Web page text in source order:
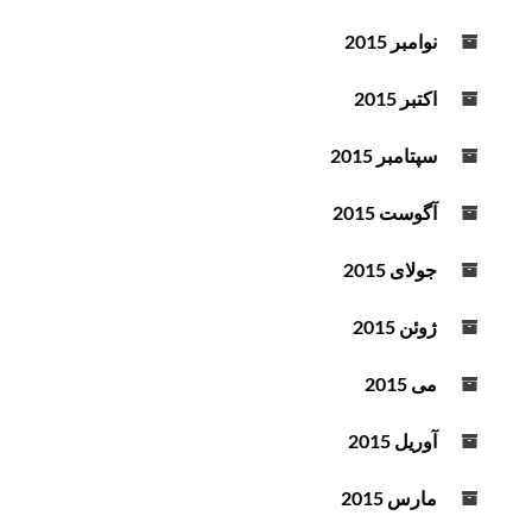
نوامبر 2015
اکتبر 2015
سپتامبر 2015
آگوست 2015
جولای 2015
ژوئن 2015
می 2015
آوریل 2015
مارس 2015